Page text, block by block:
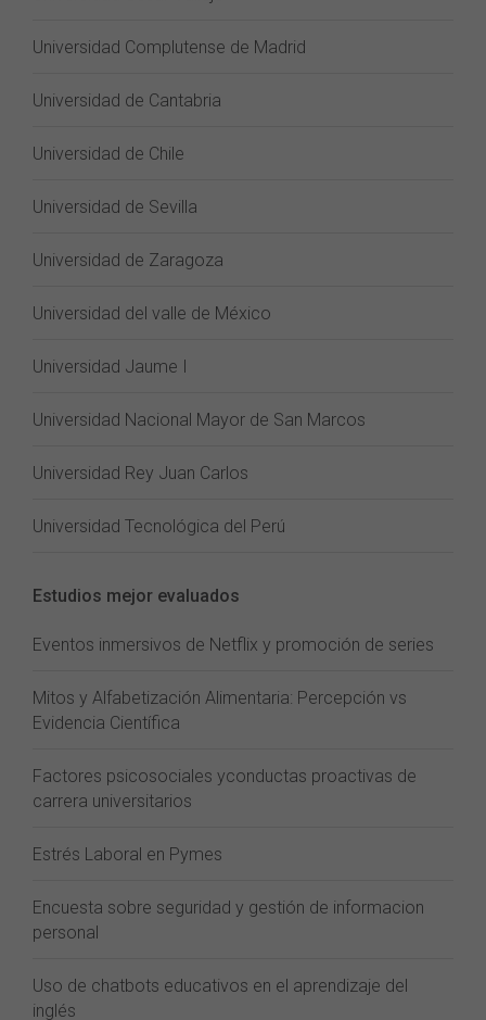
Universidad Complutense de Madrid
Universidad de Cantabria
Universidad de Chile
Universidad de Sevilla
Universidad de Zaragoza
Universidad del valle de México
Universidad Jaume I
Universidad Nacional Mayor de San Marcos
Universidad Rey Juan Carlos
Universidad Tecnológica del Perú
Estudios mejor evaluados
Eventos inmersivos de Netflix y promoción de series
Mitos y Alfabetización Alimentaria: Percepción vs
Evidencia Científica
Factores psicosociales yconductas proactivas de
carrera universitarios
Estrés Laboral en Pymes
Encuesta sobre seguridad y gestión de informacion
personal
Uso de chatbots educativos en el aprendizaje del
inglés